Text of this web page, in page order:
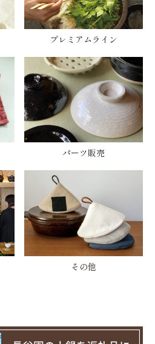
プレミアムライン
パーツ販売
その他